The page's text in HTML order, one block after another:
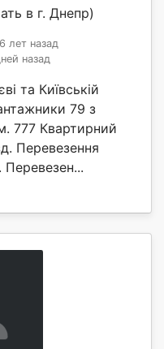
в г. Днепр)
лет назад
назад
та Київській
79 з
777 Квартирний
Перевезення
Перевезен...